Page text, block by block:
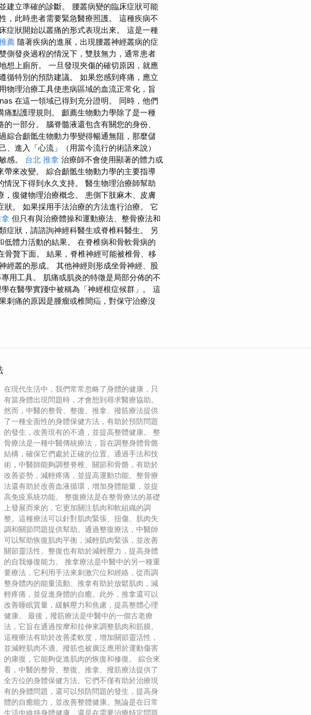
建立準確的診斷。 腰叢病變的臨床症狀可能
，此時患者需要緊急醫療照護。 這種疾病不
症狀開始以叢痛的形式表現出來。 這是一種
薦 隨著疾病的進展，出現腰叢神經叢病的症
側發炎過程的情況下，雙肢無力，通常患者
想上廁所。 一旦發現夾傷的確切原因，就應
循特別的預防建議。 如果您感到疼痛，應立
物理治療工具使患病區域的血流正常化，旨
在這一領域已得到充分證明。 同時，他們
點護理規則。 顱薦生物動力學除了是一種
一部分。 腦脊髓液還包含有關您的身份、
綜合顱骶生物動力學變得暢通無阻，那麼儲
進入「心流」（用當今流行的術語來說）
感。 台北 推拿 治療師不會使用顯著的體力或
來改變。 綜合顱骶生物動力學的主要指導
況下得到永久支持。 醫生物理治療師幫助
復健物理治療概念。 患側下肢麻木、皮膚
。 如果採用手法治療的方法進行治療。 它
但只有與治療體操和運動療法、整骨療法和
症狀，請諮詢神經科醫生或脊椎科醫生。 另
體力活動的結果。 在脊椎病和骨軟骨病的
贅下面。 結果，脊椎神經可能被椎骨、移
經叢的形成。 其他神經則形成坐骨神經、股
用工具。 肌痛或肌炎的特徵是局部分佈的不
在醫學實踐中被稱為「神經根症候群」。 這
刺痛的原因是腫瘤或椎間疝，對保守治療沒
在現代生活中，我們常常忽略了身體的健康，只
有當身體出現問題時，才會想到尋求醫療協助。
然而，中醫的整骨、整復、推拿、撥筋療法提供
了一種全面性的身體保健方法，有助於預防問題
的發生，改善現有的不適，並提高整體健康。 整
骨療法是一種中醫傳統療法，旨在調整身體骨骼
結構，確保它們處於正確的位置。通過手法和技
術，中醫師能夠調整脊椎、關節和骨骼，有助於
改善姿勢，減輕疼痛，並提高運動功能。整骨療
法還有助於改善血液循環，增加身體能量，並提
高免疫系統功能。 整復療法是在整骨療法的基礎
上發展而來的，它更加關注肌肉和軟組織的調
整。這種療法可以針對肌肉緊張、扭傷、肌肉失
調和關節問題提供幫助。通過整復療法，中醫師
可以幫助恢復肌肉平衡，減輕肌肉緊張，並改善
關節靈活性。整復也有助於減輕壓力，提高身體
的自我修復能力。 推拿療法是中醫中的另一種重
要療法，它利用手法來刺激穴位和經絡，從而調
整身體內的能量流動。推拿有助於放鬆肌肉，減
輕疼痛，並促進身體的自癒。此外，推拿還可以
改善睡眠質量，緩解壓力和焦慮，提高整體心理
健康。 最後，撥筋療法是中醫中的一個古老療
法，它旨在通過按摩和拉伸來調整肌肉和筋膜。
這種療法有助於改善柔軟度，增加關節靈活性，
並減輕肌肉不適。撥筋也被廣泛應用於運動傷害
的康復，它能夠促進肌肉的恢復和修復。 綜合來
看，中醫的整骨、整復、推拿、撥筋療法提供了
全方位的身體保健方法。它們不僅有助於治療現
有的身體問題，還可以預防問題的發生，提高身
體的自癒能力，並改善整體健康。無論是在日常
生活中維持身體健康，還是在需要治療特定問題